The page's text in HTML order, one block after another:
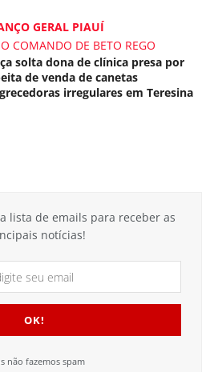
GERAL PIAUÍ
COMANDO DE BETO REGO
solta dona de clínica presa por
de venda de canetas
irregulares em Teresina
lista de emails para receber as
notícias!
não fazemos spam